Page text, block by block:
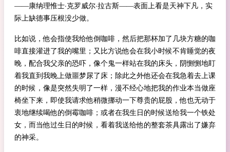
——康纳理惟士·克罗威尔·拉古斯——表面上看是天神下凡，实
际上缺德事压根没少做。
比如说，他会指使我给他倒咖啡，然后把那杯加了几块方糖的咖
啡直接灌进了我的嘴里；又比方说他会在我小时候不肯睡觉的夜
晚，配合我父亲的恐吓，像个鬼一样站在我的床头，阴恻恻地盯
着我直到我晚上做噩梦尿了床；除此之外他还会在我急着去上课
的时候，像是突然失明了一样，漫不经心地把我的作业本当做座
椅坐下来，即使我请求他稍微挪动一下尊贵的屁股，他也无动于
衷地继续喝他的倒霉咖啡；或者在我生日的时候送给我一个铁处
女，而当他过生日的时候，看着我送给他的整套茶具露出了嫌弃
的神采。